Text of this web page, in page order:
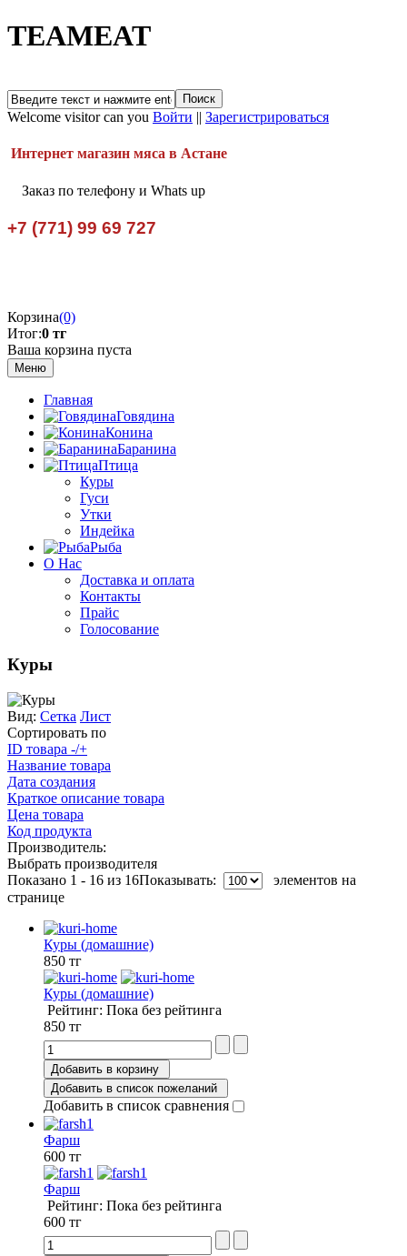
TEAMEAT
Welcome visitor can you Войти || Зарегистрироваться
Интернет магазин мяса в Астане
Заказ по телефону и Whats up
+7 (771) 99 69 727
Корзина(0)
Итог:0 тг
Ваша корзина пуста
Меню
Главная
Говядина
Конина
Баранина
Птица
Куры
Гуси
Утки
Индейка
Рыба
О Нас
Доставка и оплата
Контакты
Прайс
Голосование
Куры
Вид: Сетка Лист
Сортировать по
ID товара -/+
Название товара
Дата создания
Краткое описание товара
Цена товара
Код продукта
Производитель:
Выбрать производителя
Показано 1 - 16 из 16Показывать:
элементов на
странице
Куры (домашние)
850 тг
Куры (домашние)
Рейтинг: Пока без рейтинга
850 тг
Добавить в корзину
Добавить в список пожеланий
Добавить в список сравнения
Фарш
600 тг
Фарш
Рейтинг: Пока без рейтинга
600 тг